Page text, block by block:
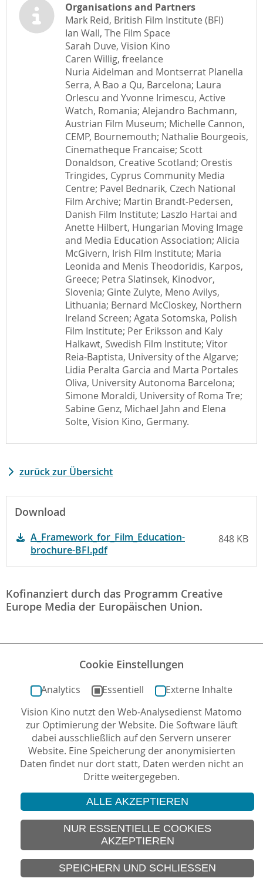
Organisations and Partners
Mark Reid, British Film Institute (BFI)
Ian Wall, The Film Space
Sarah Duve, Vision Kino
Caren Willig, freelance
Nuria Aidelman and Montserrat Planella
Serra, A Bao a Qu, Barcelona; Laura
Orlescu and Yvonne Irimescu, Active
Watch, Romania; Alejandro Bachmann,
Austrian Film Museum; Michelle Cannon,
CEMP, Bournemouth; Nathalie Bourgeois,
Cinematheque Francaise; Scott
Donaldson, Creative Scotland; Orestis
Tringides, Cyprus Community Media
Centre; Pavel Bednarik, Czech National
Film Archive; Martin Brandt-Pedersen,
Danish Film Institute; Laszlo Hartai and
Anette Hilbert, Hungarian Moving Image
and Media Education Association; Alicia
McGivern, Irish Film Institute; Maria
Leonida and Menis Theodoridis, Karpos,
Greece; Petra Slatinsek, Kinodvor,
Slovenia; Ginte Zulyte, Meno Avilys,
Lithuania; Bernard McCloskey, Northern
Ireland Screen; Agata Sotomska, Polish
Film Institute; Per Eriksson and Kaly
Halkawt, Swedish Film Institute; Vitor
Reia-Baptista, University of the Algarve;
Lidia Peralta Garcia and Marta Portales
Oliva, University Autonoma Barcelona;
Simone Moraldi, University of Roma Tre;
Sabine Genz, Michael Jahn and Elena
Solte, Vision Kino, Germany.
zurück zur Übersicht
Download
A_Framework_for_Film_Education-
brochure-BFI.pdf
848 KB
Kofinanziert durch das Programm Creative
Europe Media der Europäischen Union.
© 2026 Vision Kino
IMPRESSUM
SITEMAP
DATENSCHUTZ
Cookie Einstellungen
Analytics Essentiell
Externe Inhalte
Vision Kino nutzt den Web-Analysedienst Matomo
zur Optimierung der Website. Die Software läuft
dabei ausschließlich auf den Servern unserer
Website. Eine Speicherung der anonymisierten
Daten findet nur dort statt, Daten werden nicht an
Dritte weitergegeben.
ALLE AKZEPTIEREN
NUR ESSENTIELLE COOKIES
AKZEPTIEREN
SPEICHERN UND SCHLIESSEN